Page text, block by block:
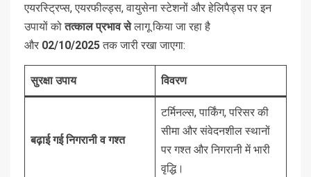
एयरस्ट्रिप्स, एयरफील्ड्स, वायुसेना स्टेशनों और हेलिपैड्स पर इन
उपायों कोतत्काल प्रभाव सेलागू किया जा रहा है
और 02/10/2025तक जारी रखा जाएगा:
सुरक्षा उपाय विवरण
बढ़ाई गई निगरानी व गश्त
टर्मिनल्स, पार्किंग, परिसर की
सीमा और संवेदनशील स्थानों
पर गश्त और निगरानी में भारी
वृद्धि।